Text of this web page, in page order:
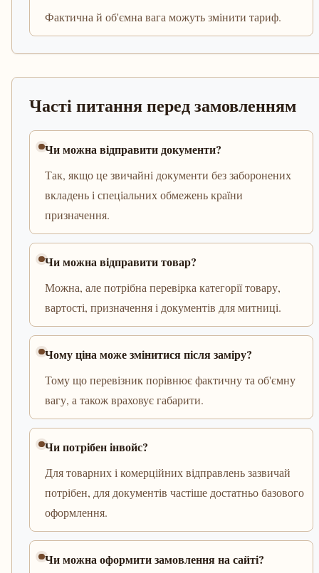
Фактична й об'ємна вага можуть змінити тариф.
Часті питання перед замовленням
Чи можна відправити документи?
Так, якщо це звичайні документи без заборонених
вкладень і спеціальних обмежень країни
призначення.
Чи можна відправити товар?
Можна, але потрібна перевірка категорії товару,
вартості, призначення і документів для митниці.
Чому ціна може змінитися після заміру?
Тому що перевізник порівнює фактичну та об'ємну
вагу, а також враховує габарити.
Чи потрібен інвойс?
Для товарних і комерційних відправлень зазвичай
потрібен, для документів частіше достатньо базового
оформлення.
Чи можна оформити замовлення на сайті?